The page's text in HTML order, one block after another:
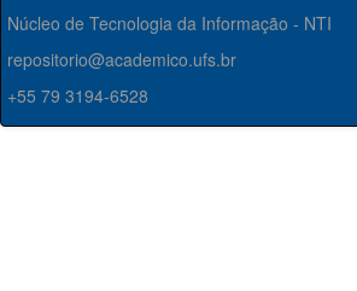
Núcleo de Tecnologia da Informação - NTI
repositorio@academico.ufs.br
+55 79 3194-6528